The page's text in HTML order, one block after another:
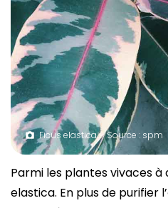
Ficus elastica – Source : spm
Parmi les plantes vivaces à
elastica. En plus de purifier